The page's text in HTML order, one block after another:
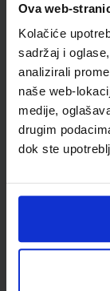
Ova web-
Kolačiće
sadržaj i
analizirali
naše web-
medije,
drugim
dok ste